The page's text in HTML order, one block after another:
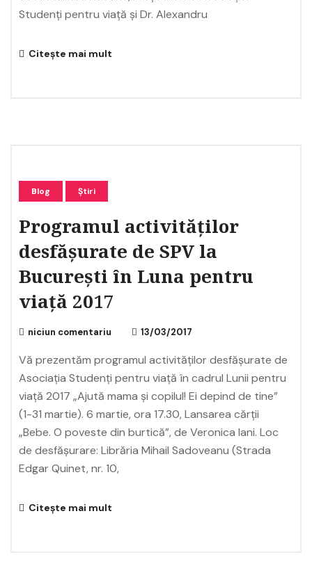
Studenți pentru viață și Dr. Alexandru
Citește mai mult
Blog Știri
Programul activităților
desfășurate de SPV la
București în Luna pentru
viață 2017
niciun comentariu 13/03/2017
Vă prezentăm programul activităților desfășurate de
Asociația Studenți pentru viață în cadrul Lunii pentru
viață 2017 „Ajută mama și copilul! Ei depind de tine”
(1-31 martie). 6 martie, ora 17.30, Lansarea cărții
„Bebe. O poveste din burtică”, de Veronica Iani. Loc
de desfășurare: Librăria Mihail Sadoveanu (Strada
Edgar Quinet, nr. 10,
Citește mai mult